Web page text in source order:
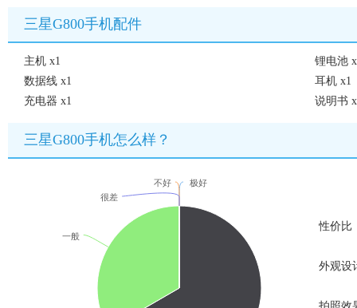
三星G800手机配件
主机 x1
锂电池
数据线 x1
耳机 x1
充电器 x1
说明书
三星G800手机怎么样？
极好
一般
不好
很差
性价比
外观设